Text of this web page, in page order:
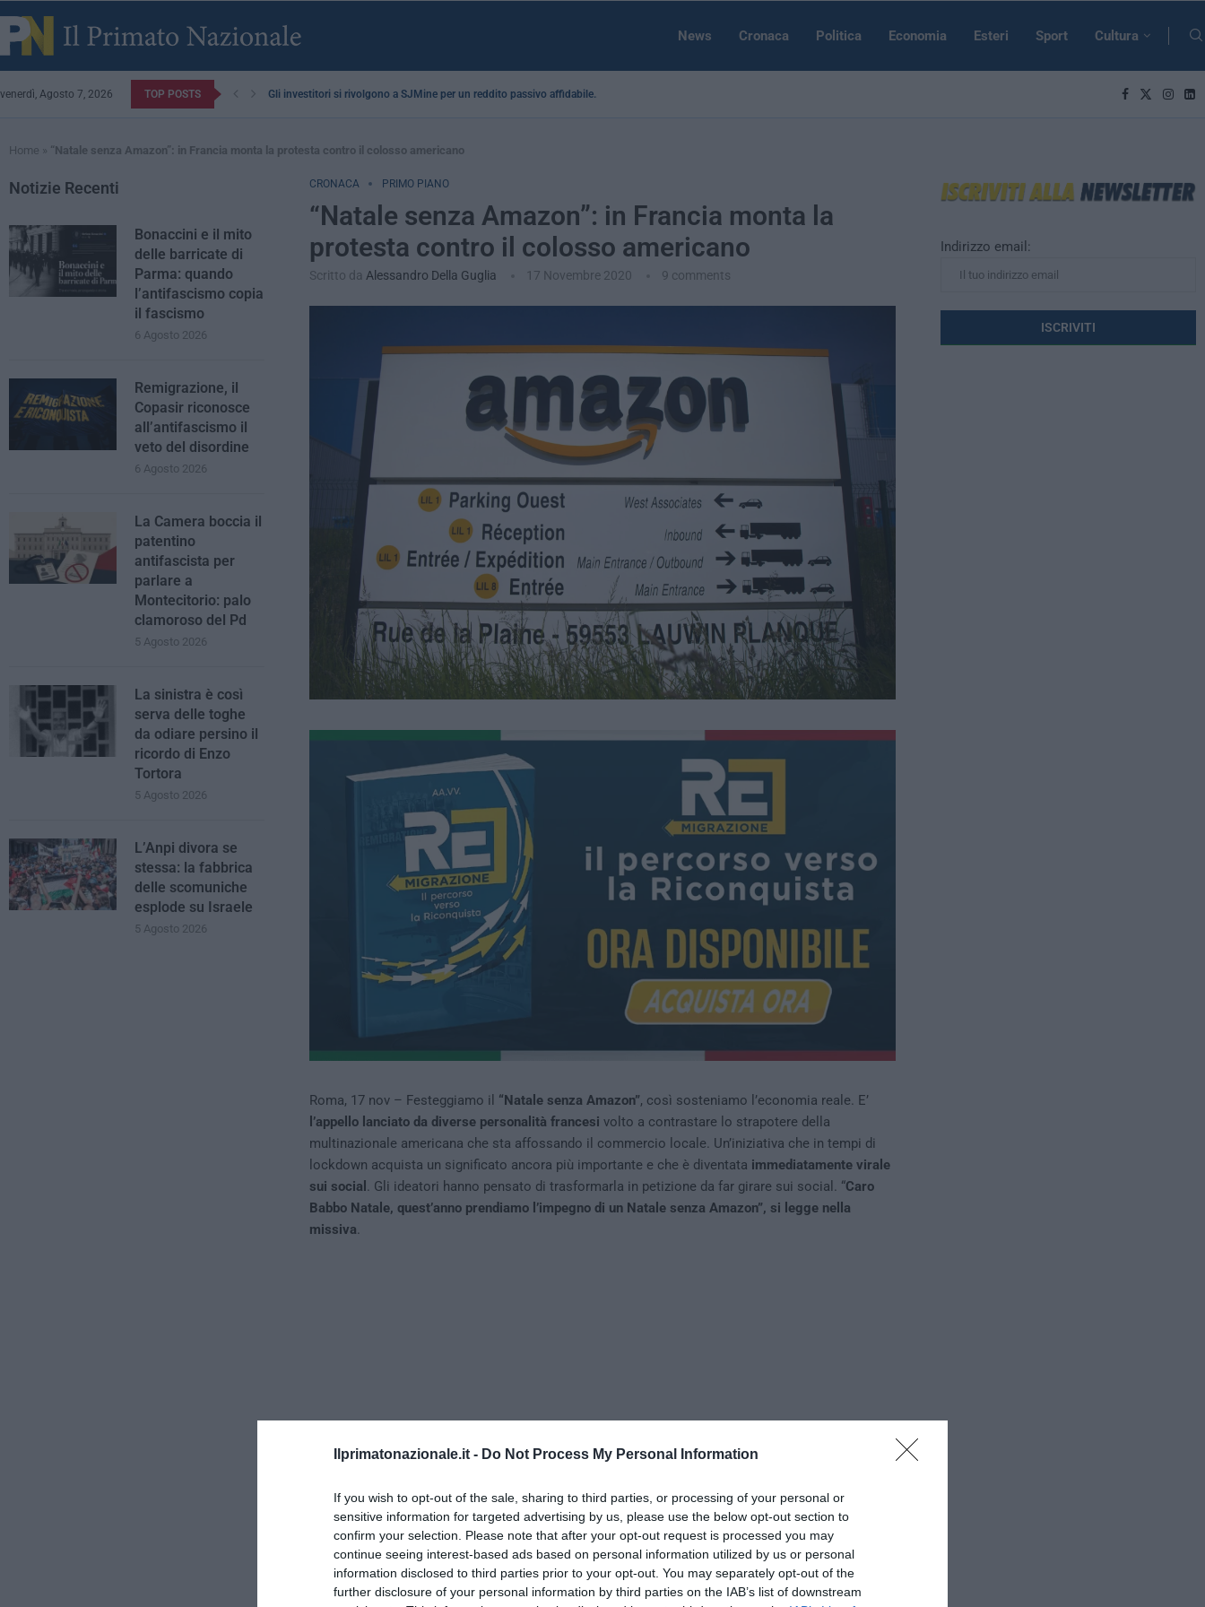
Ilprimatonazionale.it - Do Not Process My Personal Information
If you wish to opt-out of the sale, sharing to third parties, or processing of your personal or
sensitive information for targeted advertising by us, please use the below opt-out section to
confirm your selection. Please note that after your opt-out request is processed you may
continue seeing interest-based ads based on personal information utilized by us or personal
information disclosed to third parties prior to your opt-out. You may separately opt-out of the
further disclosure of your personal information by third parties on the IAB’s list of downstream
News Cronaca Politica Economia Esteri Sport Cultura
venerdì, Agosto 7, 2026 TOP POSTS Gli investitori si rivolgono a SJMine per un reddito passivo affidabile...
Home » “Natale senza Amazon”: in Francia monta la protesta contro il colosso americano
CRONACA PRIMO PIANO
“Natale senza Amazon”: in Francia monta la
protesta contro il colosso americano
Scritto da Alessandro Della Guglia 17 Novembre 2020 9 comments
Roma, 17 nov – Festeggiamo il “Natale senza Amazon”, così sosteniamo l’economia reale. E’
l’appello lanciato da diverse personalità francesi volto a contrastare lo strapotere della
multinazionale americana che sta affossando il commercio locale. Un’iniziativa che in tempi di
lockdown acquista un significato ancora più importante e che è diventata immediatamente virale
sui social . Gli ideatori hanno pensato di trasformarla in petizione da far girare sui social. “Caro
Babbo Natale, quest’anno prendiamo l’impegno di un Natale senza Amazon”, si legge nella
missiva.
L’iniziativa francese
I toni sono tutt’altro che morbidi: “Quest’anno festeggeremo#NoelSansAmazon. Ci impegniamo a
Indirizzo email:
Notizie Recenti
Bonaccini e il mito
delle barricate di
Parma: quando
l’antifascismo copia
il fascismo
6 Agosto 2026
Remigrazione, il
Copasir riconosce
all’antifascismo il
veto del disordine
6 Agosto 2026
La Camera boccia il
patentino
antifascista per
parlare a
Montecitorio: palo
clamoroso del Pd
5 Agosto 2026
La sinistra è così
serva delle toghe
da odiare persino il
ricordo di Enzo
Tortora
5 Agosto 2026
L’Anpi divora se
stessa: la fabbrica
delle scomuniche
esplode su Israele
5 Agosto 2026